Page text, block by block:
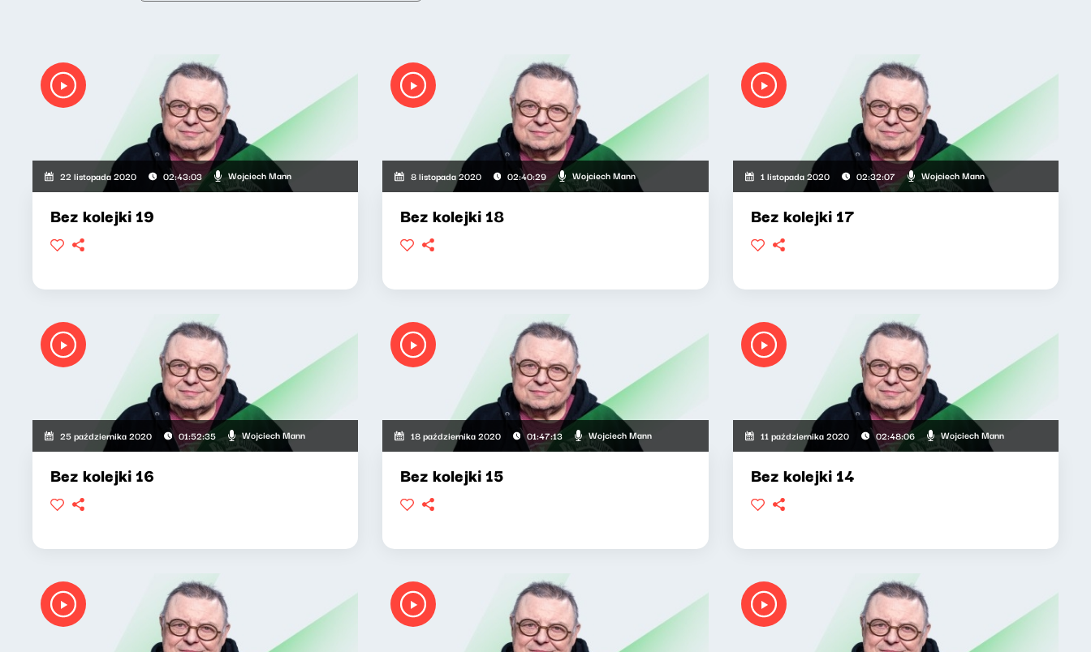
22 listopada 2020 02:43:03 Wojciech Mann
Bez kolejki 19
8 listopada 2020 02:40:29 Wojciech Mann
Bez kolejki 18
1 listopada 2020 02:32:07 Wojciech Mann
Bez kolejki 17
25 października 2020 01:52:35 Wojciech Mann
Bez kolejki 16
18 października 2020 01:47:13 Wojciech Mann
Bez kolejki 15
11 października 2020 02:48:06 Wojciech Mann
Bez kolejki 14